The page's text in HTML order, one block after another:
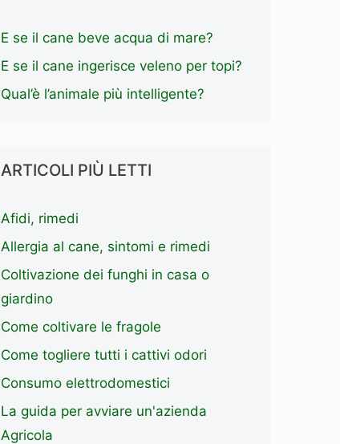
E se il cane beve acqua di mare?
E se il cane ingerisce veleno per topi?
Qual’è l’animale più intelligente?
ARTICOLI PIÙ LETTI
Afidi, rimedi
Allergia al cane, sintomi e rimedi
Coltivazione dei funghi in casa o
giardino
Come coltivare le fragole
Come togliere tutti i cattivi odori
Consumo elettrodomestici
La guida per avviare un'azienda
Agricola